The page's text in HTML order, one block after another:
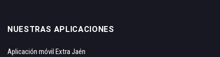
NUESTRAS APLICACIONES
Aplicación móvil Extra Jaén